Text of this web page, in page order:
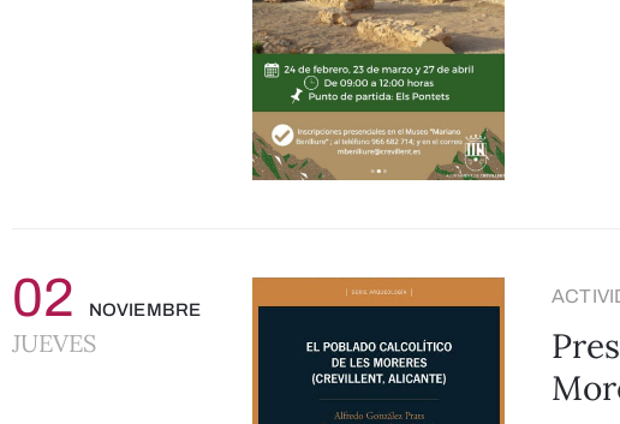
02 NOVIEMBRE
JUEVES